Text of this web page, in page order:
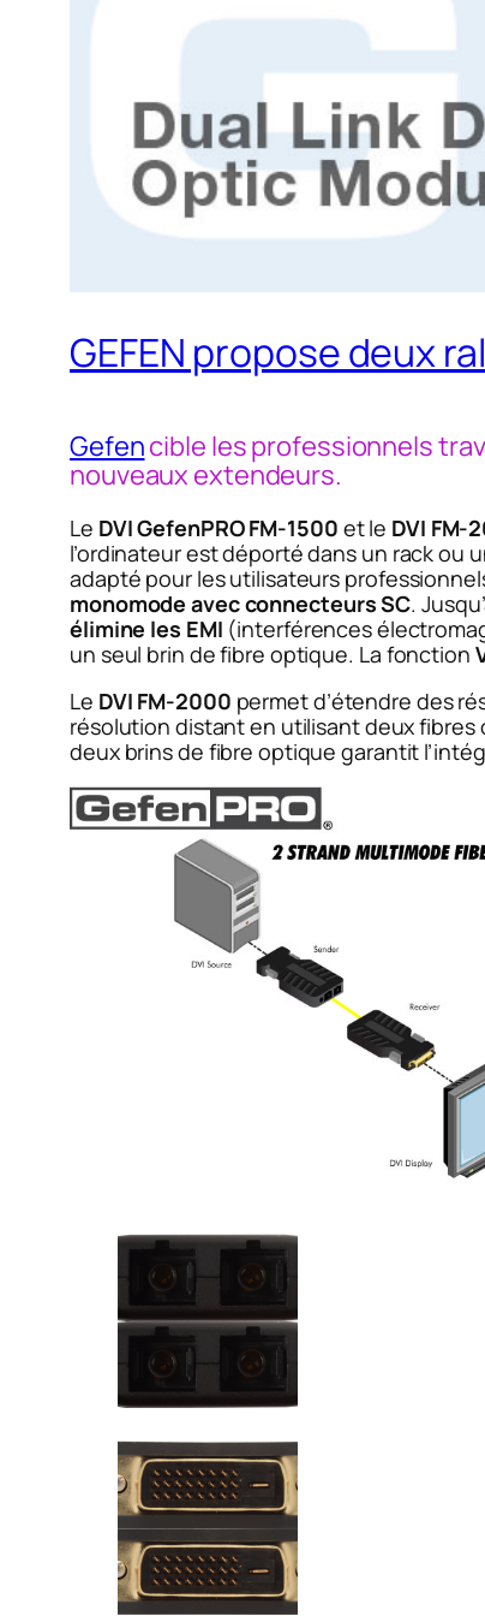
GEFEN propose deux
Gefencible les professionnels
nouveaux extendeurs.
Le DVI GefenPRO FM-1500 et le DVI FM-
l’ordinateur est déporté dans un rack ou
adapté pour les utilisateurs
monomode avec connecteurs SC.
élimine les EMI (interférences
un seul brin de fibre optique. La fonction
Le DVI FM-2000 permet d’étendre des
résolution distant en utilisant deux fibres
deux brins de fibre optique garantit